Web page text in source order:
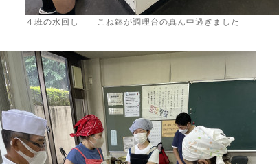
４班の水回し こね鉢が調理台の真ん中過ぎました